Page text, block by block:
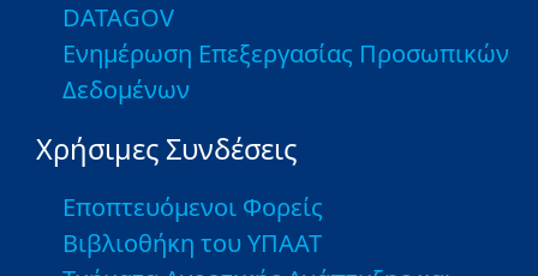
DATAGOV
Ενημέρωση Επεξεργασίας Προσωπικών
Δεδομένων
Χρήσιμες Συνδέσεις
Εποπτευόμενοι Φορείς
Βιβλιοθήκη του ΥΠΑΑΤ